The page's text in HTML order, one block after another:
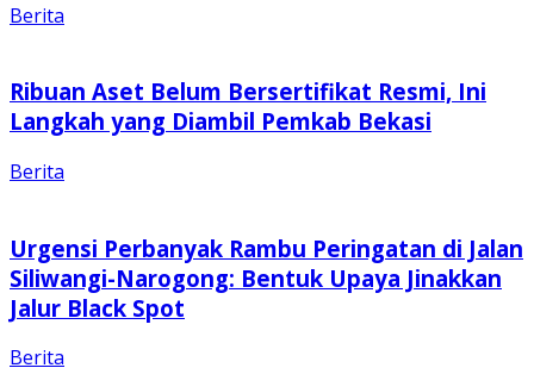
Berita
Ribuan Aset Belum Bersertifikat Resmi, Ini
Langkah yang Diambil Pemkab Bekasi
Berita
Urgensi Perbanyak Rambu Peringatan di Jalan
Siliwangi-Narogong: Bentuk Upaya Jinakkan
Jalur Black Spot
Berita